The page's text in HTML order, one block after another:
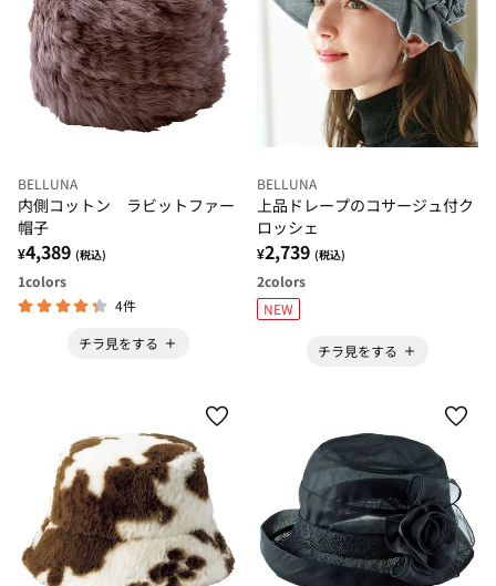
BELLUNA
内側コットン ラビットファー
帽子
¥4,389 (税込)
1colors
4件
チラ見をする
BELLUNA
上品ドレープのコサージュ付ク
ロッシェ
¥2,739 (税込)
2colors
NEW
チラ見をする